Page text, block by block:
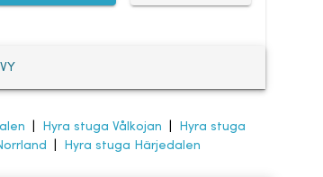
Hyra stuga Vålkojan
Hyra stuga
Hyra stuga Härjedalen